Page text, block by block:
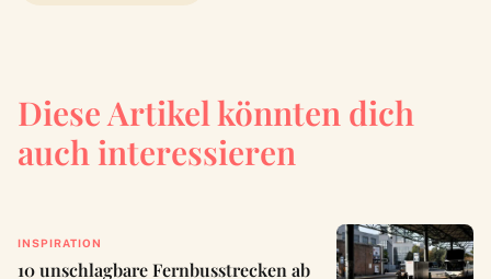
Diese Artikel könnten dich
auch interessieren
INSPIRATION
10 unschlagbare Fernbusstrecken ab